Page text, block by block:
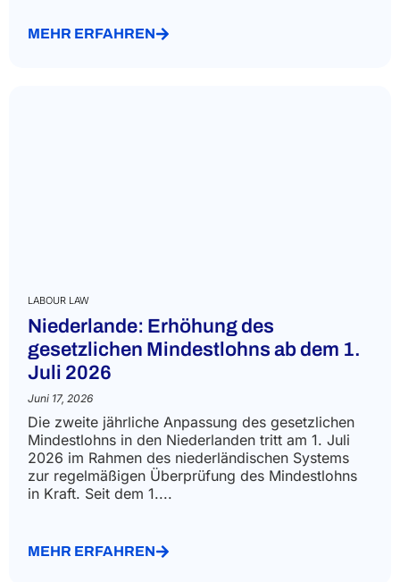
MEHR ERFAHREN
LABOUR LAW
Niederlande: Erhöhung des
gesetzlichen Mindestlohns ab dem 1.
Juli 2026
Juni 17, 2026
Die zweite jährliche Anpassung des gesetzlichen
Mindestlohns in den Niederlanden tritt am 1. Juli
2026 im Rahmen des niederländischen Systems
zur regelmäßigen Überprüfung des Mindestlohns
in Kraft. Seit dem 1....
MEHR ERFAHREN